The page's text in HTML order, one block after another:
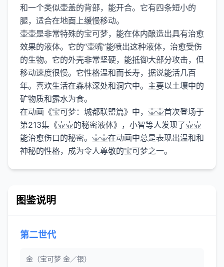
和一个类似壶盖的背部，能开合。它有四条短小的
腿，适合在地面上缓慢移动。
壶壶是非常特殊的宝可梦，能在体内酿造出具有治愈
效果的液体。它的“壶嘴”能喷出这种液体，治愈受伤
的生物。它的外壳非常坚硬，能抵御大部分攻击，但
移动速度很慢。它性格温和而长寿，据说能活几百
年。喜欢生活在森林深处和洞穴中。主要以土壤中的
矿物质和露水为食。
在动画《宝可梦：城都联盟篇》中，壶壶首次登场于
第213集《壶壶的秘密液体》，小智等人发现了壶壶
能治愈伤口的秘密。壶壶在动画中总是表现出温和和
图鉴说明
第二世代
金（宝可梦 金／银）